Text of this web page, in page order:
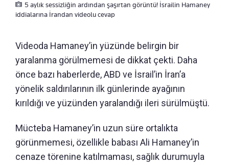
5 aylık sessizliğin ardından şaşırtan görüntü! İsrailin Hamaney
iddialarına İrandan videolu cevap
Videoda Hamaney’in yüzünde belirgin bir
yaralanma görülmemesi de dikkat çekti. Daha
önce bazı haberlerde, ABD ve İsrail’in İran’a
yönelik saldırılarının ilk günlerinde ayağının
kırıldığı ve yüzünden yaralandığı ileri sürülmüştü.
Mücteba Hamaney’in uzun süre ortalıkta
görünmemesi, özellikle babası Ali Hamaney’in
cenaze törenine katılmaması, sağlık durumuyla